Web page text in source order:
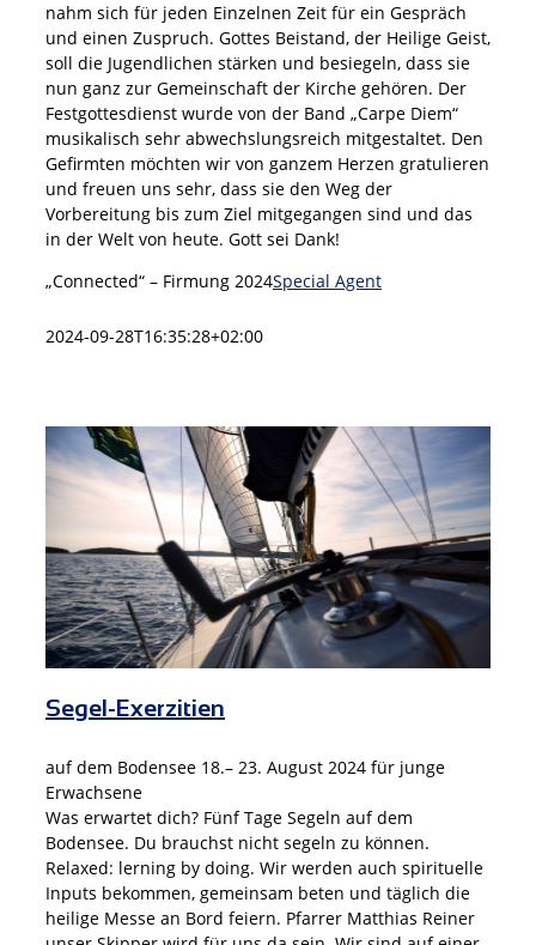
nahm sich für jeden Einzelnen Zeit für ein Gespräch
und einen Zuspruch. Gottes Beistand, der Heilige Geist,
soll die Jugendlichen stärken und besiegeln, dass sie
nun ganz zur Gemeinschaft der Kirche gehören. Der
Festgottesdienst wurde von der Band „Carpe Diem“
musikalisch sehr abwechslungsreich mitgestaltet. Den
Gefirmten möchten wir von ganzem Herzen gratulieren
und freuen uns sehr, dass sie den Weg der
Vorbereitung bis zum Ziel mitgegangen sind und das
in der Welt von heute. Gott sei Dank!
„Connected“ – Firmung 2024Special Agent
2024-09-28T16:35:28+02:00
Segel-Exerzitien
auf dem Bodensee 18.– 23. August 2024 für junge
Erwachsene
Was erwartet dich? Fünf Tage Segeln auf dem
Bodensee. Du brauchst nicht segeln zu können.
Relaxed: lerning by doing. Wir werden auch spirituelle
Inputs bekommen, gemeinsam beten und täglich die
heilige Messe an Bord feiern. Pfarrer Matthias Reiner